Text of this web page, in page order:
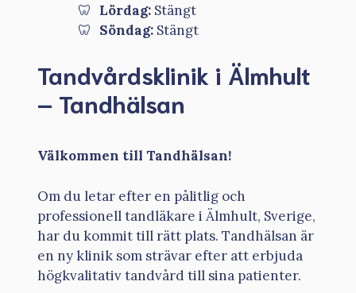
Lördag: Stängt
Söndag: Stängt
Tandvårdsklinik i Älmhult
– Tandhälsan
Välkommen till Tandhälsan!
Om du letar efter en pålitlig och
professionell tandläkare i Älmhult, Sverige,
har du kommit till rätt plats. Tandhälsan är
en ny klinik som strävar efter att erbjuda
högkvalitativ tandvård till sina patienter.